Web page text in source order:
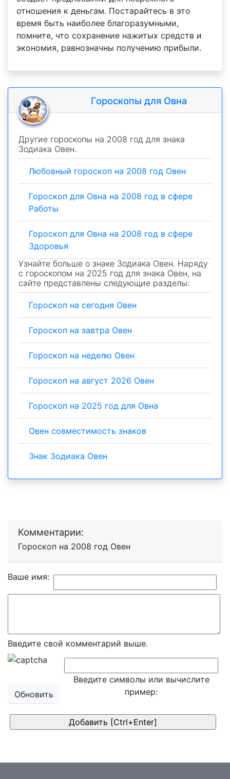
отношения к деньгам. Постарайтесь в это
время быть наиболее благоразумными,
помните, что сохранение нажитых средств и
экономия, равнозначны получению прибыли.
Гороскопы для Овна
Другие гороскопы на 2008 год для знака
Зодиака Овен.
Любовный гороскоп на 2008 год Овен
Гороскоп для Овна на 2008 год в сфере
Работы
Гороскоп для Овна на 2008 год в сфере
Здоровья
Узнайте больше о знаке Зодиака Овен. Наряду
с гороскопом на 2025 год для знака Овен, на
сайте представлены следующие разделы:
Гороскоп на сегодня Овен
Гороскоп на завтра Овен
Гороскоп на неделю Овен
Гороскоп на август 2026 Овен
Гороскоп на 2025 год для Овна
Овен совместимость знаков
Знак Зодиака Овен
Комментарии:
Гороскоп на 2008 год Овен
Ваше имя:
Введите свой комментарий выше.
Обновить
Введите символы или вычислите
пример: